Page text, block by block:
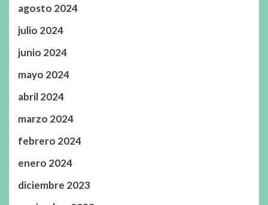
agosto 2024
julio 2024
junio 2024
mayo 2024
abril 2024
marzo 2024
febrero 2024
enero 2024
diciembre 2023